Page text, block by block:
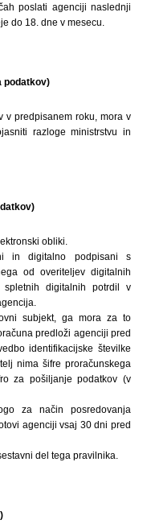
poslati agenciji naslednji
do 18. dne v mesecu.
podatkov)
v predpisanem roku, mora v
razloge ministrstvu in
obliki.
in digitalno podpisani s
od overiteljev digitalnih
digitalnih potrdil v
subjekt, ga mora za to
predloži agenciji pred
identifikacijske številke
nima šifre proračunskega
za pošiljanje podatkov (v
za način posredovanja
agenciji vsaj 30 dni pred
del tega pravilnika.